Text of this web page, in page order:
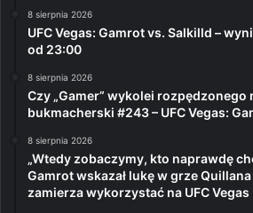
8 sierpnia 2026
UFC Vegas: Gamrot vs. Salkilld –
od 23:00
8 sierpnia 2026
Czy „Gamer” wykolei rozpędzonego
bukmacherski #243 – UFC Vegas:
8 sierpnia 2026
„Wtedy zobaczymy, kto naprawdę
Gamrot wskazał lukę w grze
zamierza wykorzystać na UFC Vegas